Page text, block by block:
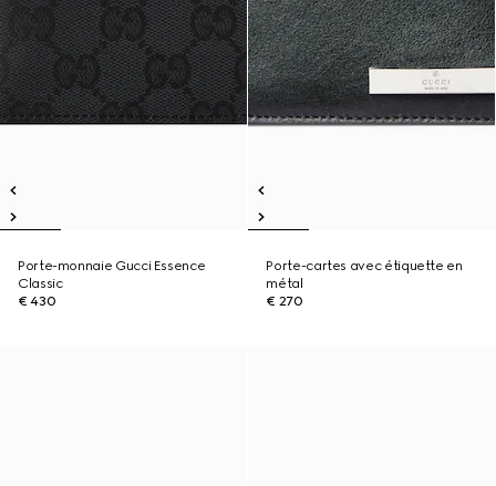
Porte-monnaie Gucci Essence
Classic
€ 430
Porte-cartes avec étiquette en
métal
€ 270